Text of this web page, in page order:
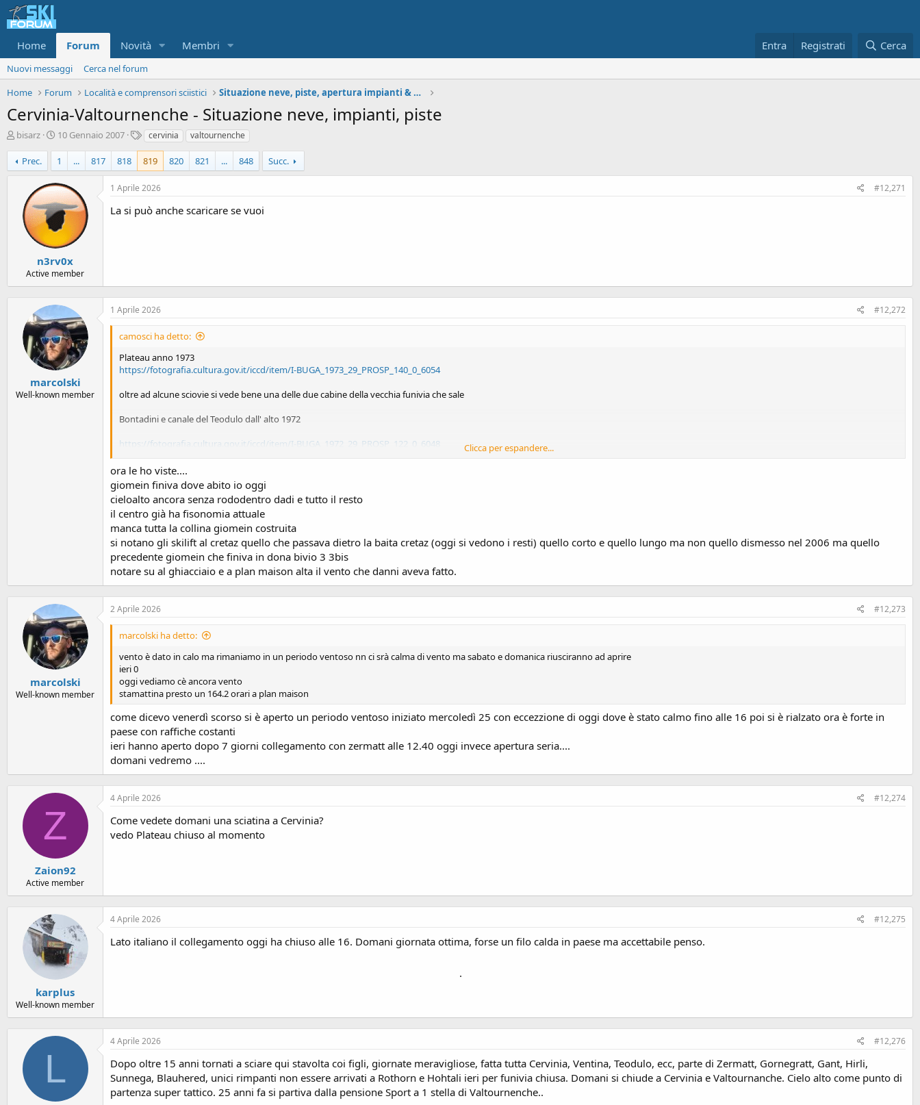
Home Forum Novità Membri Entra Registrati Cerca
Nuovi messaggi
Cerca nel forum
Home
Forum Località e comprensori sciistici Situazione neve, piste, apertura impianti & Meteo
Cervinia-Valtournenche - Situazione neve, impianti, piste
A
t
o
bisarz
D
t
a
d
'
i
i
z
i
o
10 Gennaio 2007
T
g
cervinia valtournenche
Prec. 1 ... 817 818 819 820 821 ... 848 Succ.
n3rv0x
Active member
1 Aprile 2026 #12,271
La si può anche scaricare se vuoi
marcolski
Well-known member
1 Aprile 2026 #12,272
camosci ha detto:
Plateau anno 1973
https://fotografia.cultura.gov.it/iccd/item/I-BUGA_1973_29_PROSP_140_0_6054
oltre ad alcune sciovie si vede bene una delle due cabine della vecchia funivia che sale
Bontadini e canale del Teodulo dall' alto 1972
https://fotografia.cultura.gov.it/iccd/item/I-BUGA_1972_29_PROSP_122_0_6048
Cervinia 1970, in basso a dx la zona di Cielo. Alto ancora libera da costruzioni, si intravede sempre in basso a dx il vecchio tracciato della pista di bob ,credo.
https://fotografia.cultura.gov.it/iccd/item/I-BUGA_1970_29_PROSP_161_0_6033
Clicca per espandere...
ora le ho viste....
giomein finiva dove abito io oggi
cieloalto ancora senza rododentro dadi e tutto il resto
il centro già ha fisonomia attuale
manca tutta la collina giomein costruita
si notano gli skilift al cretaz quello che passava dietro la baita cretaz (oggi si vedono i resti) quello corto e quello lungo ma non quello dismesso nel 2006 ma quello
precedente giomein che finiva in dona bivio 3 3bis
notare su al ghiacciaio e a plan maison alta il vento che danni aveva fatto.
marcolski
Well-known member
2 Aprile 2026 #12,273
marcolski ha detto:
vento è dato in calo ma rimaniamo in un periodo ventoso nn ci srà calma di vento ma sabato e domanica riusciranno ad aprire
ieri 0
oggi vediamo cè ancora vento
stamattina presto un 164.2 orari a plan maison
come dicevo venerdì scorso si è aperto un periodo ventoso iniziato mercoledì 25 con eccezzione di oggi dove è stato calmo fino alle 16 poi si è rialzato ora è forte in
paese con raffiche costanti
ieri hanno aperto dopo 7 giorni collegamento con zermatt alle 12.40 oggi invece apertura seria....
domani vedremo ....
Z
Zaion92
Active member
4 Aprile 2026 #12,274
Come vedete domani una sciatina a Cervinia?
vedo Plateau chiuso al momento
karplus
Well-known member
4 Aprile 2026 #12,275
Lato italiano il collegamento oggi ha chiuso alle 16. Domani giornata ottima, forse un filo calda in paese ma accettabile penso.
.
L
4 Aprile 2026 #12,276
Dopo oltre 15 anni tornati a sciare qui stavolta coi figli, giornate meravigliose, fatta tutta Cervinia, Ventina, Teodulo, ecc, parte di Zermatt, Gornegratt, Gant, Hirli,
Sunnega, Blauhered, unici rimpanti non essere arrivati a Rothorn e Hohtali ieri per funivia chiusa. Domani si chiude a Cervinia e Valtournanche. Cielo alto come punto di
partenza super tattico. 25 anni fa si partiva dalla pensione Sport a 1 stella di Valtournenche..